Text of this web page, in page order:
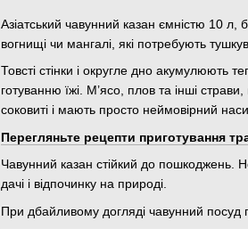
Азіатський чавунний казан ємністю 10
вогнищі чи мангалі, які потребують
Товсті стінки і округле дно акумулюють
готуванню їжі. М’ясо, плов та інші
соковиті і мають просто неймовірний
Перегляньте рецепти приготування
Чавунний казан стійкий до пошкоджень.
дачі і відпочинку на природі.
При дбайливому догляді чавунний посуд